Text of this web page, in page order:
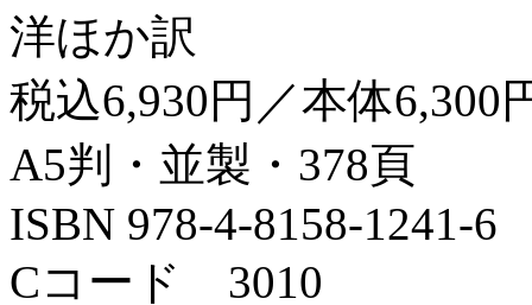
洋ほか訳
税込6,930円／本体6,300
A5判・並製・378頁
ISBN 978-4-8158-1241-6
Cコード 3010